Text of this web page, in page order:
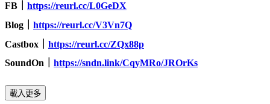
FB
https://reurl.cc/L0GeDX
Blog
https://reurl.cc/V3Vn7Q
Castbox
https://reurl.cc/ZQx88p
SoundOn
https://sndn.link/CqyMRo/JROrKs
載入更多